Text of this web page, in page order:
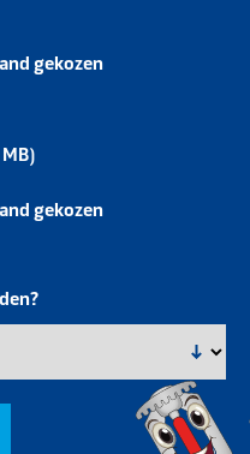
gekozen
gekozen